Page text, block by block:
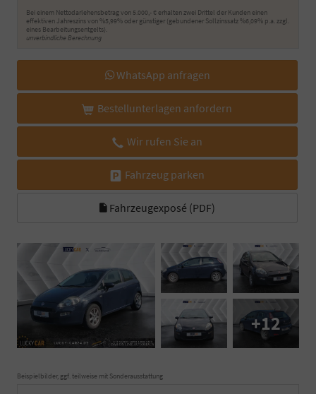
Bei einem Nettodarlehensbetrag von 5.000,- € erhalten zwei Drittel der Kunden einen
effektiven Jahreszins von %5,99% oder günstiger (gebundener Sollzinssatz %6,09% p.a. zzgl.
eines Bearbeitungsentgelts).
unverbindliche Berechnung
WhatsApp anfragen
Bestellunterlagen anfordern
Wir rufen Sie an
Fahrzeug parken
Fahrzeugexposé (PDF)
+12
Beispielbilder, ggf. teilweise mit Sonderausstattung